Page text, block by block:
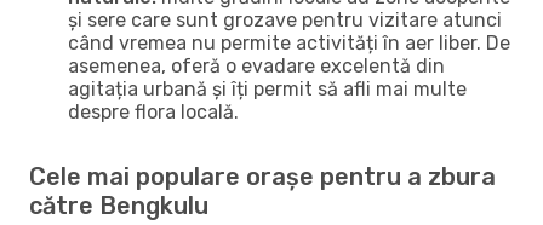
și sere care sunt grozave pentru vizitare atunci
când vremea nu permite activități în aer liber. De
asemenea, oferă o evadare excelentă din
agitația urbană și îți permit să afli mai multe
despre flora locală.
Cele mai populare orașe pentru a zbura
către Bengkulu